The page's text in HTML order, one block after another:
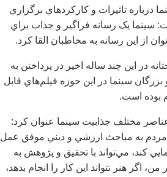
درباره تاثيرات و کارکردهاي برگزاري
يک رسانه فراگير و جذاب براي
از اين رسانه به مخاطبان القا کرد.
در اين چند ساله اخير در پرداختن به
سينما در اين حوزه فيلم‌هاي قابل
بوده است.
مختلف جذابيت سينما عنوان کرد:
مردم به مباحث ارزشي و ديني موفق عمل
کند، مي‌تواند با تحقيق و پژوهش به
اگر هنر نتواند اين کار را انجام بدهد،